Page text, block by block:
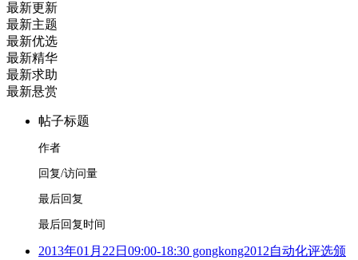
最新更新
最新主题
最新优选
最新精华
最新求助
最新悬赏
帖子标题
作者
回复/访问量
最后回复
最后回复时间
2013年01月22日09:00-18:30 gongkong2012自动化评选颁